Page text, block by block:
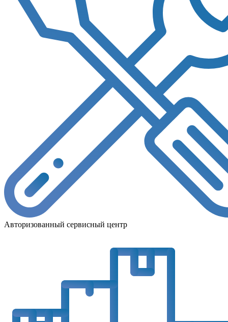
Авторизованный сервисный центр